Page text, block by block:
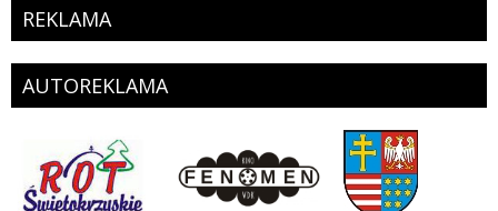
REKLAMA
AUTOREKLAMA